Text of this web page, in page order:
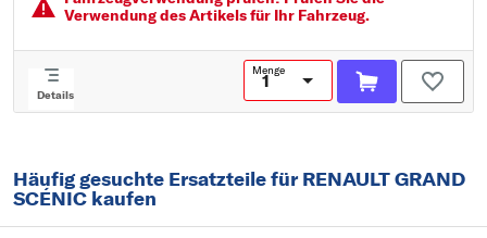
Verwendung des Artikels für Ihr Fahrzeug.
Details
Menge
Häufig gesuchte Ersatzteile für RENAULT GRAND
SCÉNIC kaufen